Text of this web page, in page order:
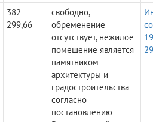
382
299,66
свободно,
обременение
отсутствует, нежилое
помещение является
памятником
архитектуры и
градостроительства
согласно
постановлению